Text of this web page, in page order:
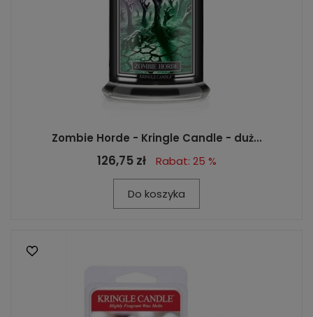
Zombie Horde - Kringle Candle - duż...
126,75 zł Rabat: 25 %
Do koszyka